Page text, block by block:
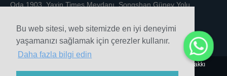
Bu web sitesi, web sitemizde en iyi deneyimi
yaşamanızı sağlamak için çerezler kullanır.
Daha fazla bilgi edin
Oda 1903, Yaxin Times Meydanı, Songshan Güney Yolu,
© 2010-2020 Henan Sicheng Aşındırıcılar Tech Co., Ltd. Telif Hakkı